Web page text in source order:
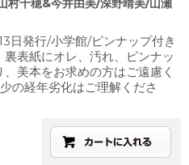
村千穂&今井由美/深野晴美/山瀬
日発行/小学館/ピンナップ付き
裏表紙にオレ、汚れ、ピンナッ
、美本をお求めの方はご遠慮く
の経年劣化はご理解くださ